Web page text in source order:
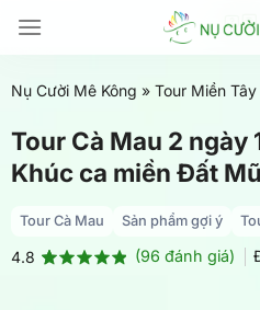
đến
dung
Nụ Cười Mê Kông » Tour Miền Tây
Tour Cà Mau 2 ngày
Khúc ca miền Đất
Tour Cà Mau Sản phẩm gợi ý
4.8 (96 đánh giá)